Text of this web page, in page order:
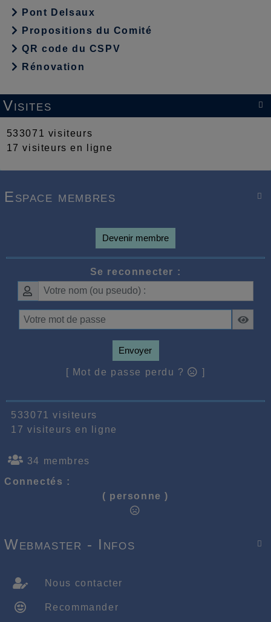
Pont Delsaux
Propositions du Comité
QR code du CSPV
Rénovation

Visites
533071 visiteurs
17 visiteurs en ligne

Espace membres
Devenir membre
Se reconnecter :
Envoyer
[ Mot de passe perdu ? ]
533071 visiteurs
17 visiteurs en ligne
34 membres
Connectés :
( personne )

Webmaster - Infos
Nous contacter
Recommander